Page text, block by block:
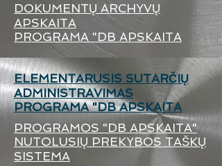
DOKUMENTŲ ARCHYVŲ
APSKAITA
PROGRAMA "DB APSKAITA
ELEMENTARUSIS SUTARČIŲ
ADMINISTRAVIMAS
PROGRAMA "DB APSKAITA
PROGRAMOS "DB APSKAITA"
NUTOLUSIŲ PREKYBOS TAŠKŲ
SISTEMA